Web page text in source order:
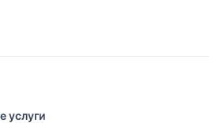
услуги